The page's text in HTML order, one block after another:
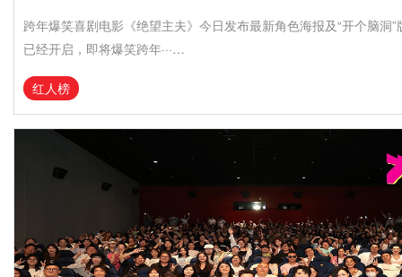
跨年爆笑喜剧电影《绝望主夫》今日发布最新角色海报及“开个脑洞
已经开启，即将爆笑跨年···…
红人榜